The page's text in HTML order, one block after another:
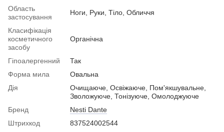
Область
застосування
Ноги, Руки, Тіло, Обличчя
Класифікація
косметичного
засобу
Органічна
Гіпоалергенний
Так
Форма мила
Овальна
Дія
Очищаюче, Освіжаюче, Пом'якшувальне,
Зволожуюче, Тонізуюче, Омолоджуюче
Бренд
Nesti Dante
Штрихкод
837524002544